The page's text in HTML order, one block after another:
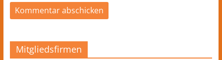
Mitgliedsfirmen